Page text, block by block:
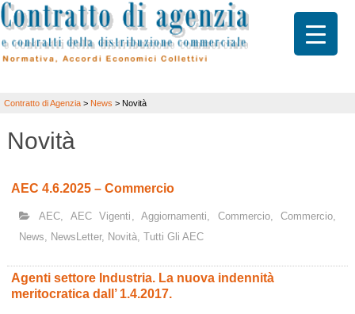
Contratto di Agenzia > News > Novità
Novità
AEC 4.6.2025 – Commercio
AEC AEC Vigenti ,Aggiornamenti Commercio,Commercio
News
NewsLetter, Novità, Tutti Gli AEC
Agenti settore Industria. La nuova indennità
meritocratica dall’ 1.4.2017.